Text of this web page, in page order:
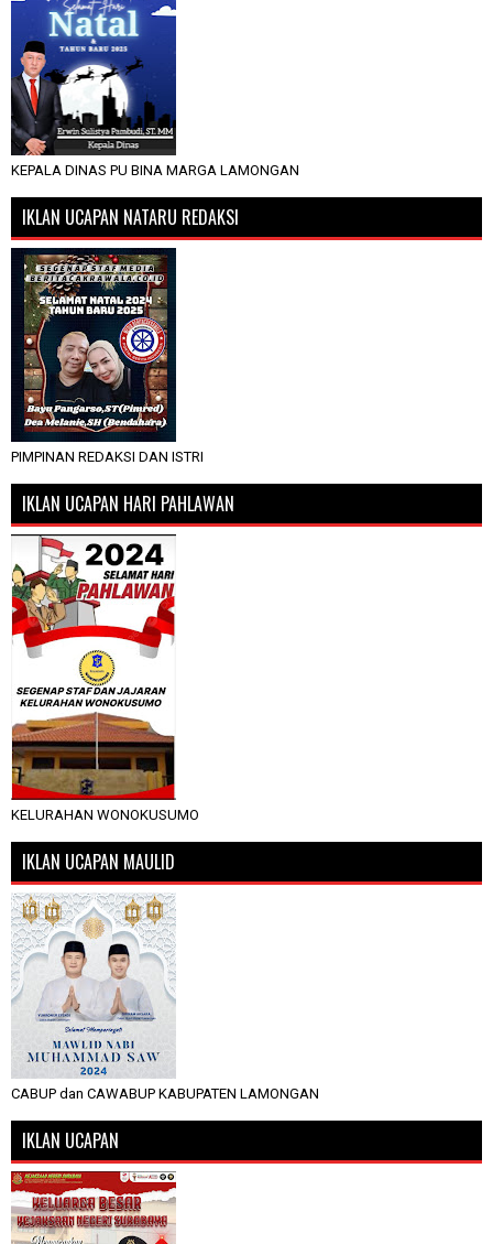
KEPALA DINAS PU BINA MARGA LAMONGAN
IKLAN UCAPAN NATARU REDAKSI
PIMPINAN REDAKSI DAN ISTRI
IKLAN UCAPAN HARI PAHLAWAN
KELURAHAN WONOKUSUMO
IKLAN UCAPAN MAULID
CABUP dan CAWABUP KABUPATEN LAMONGAN
IKLAN UCAPAN